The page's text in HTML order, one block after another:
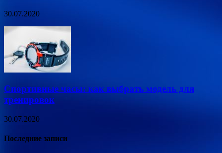
30.07.2020
Спортивные часы: как выбрать модель для
тренировок
30.07.2020
Последние записи